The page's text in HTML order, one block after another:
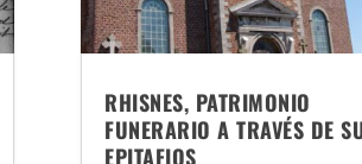
RHISNES, PATRIMONIO
FUNERARIO A TRAVÉS DE
EPITAFIOS